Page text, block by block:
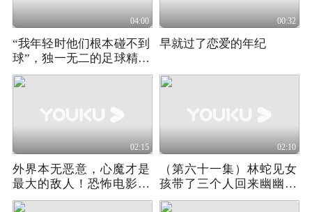
04:00
“我年轻时他们根本碰不到
球”，独一无二的足球精灵
（1）
00:32
早就过了恋爱的年纪
02:15
外界本无恶意，心魔才是
最大的敌人！恐怖电影解
说，心魔
02:10
（第六十一集）林蛇见女
孩带了三个人回来幽幽的
看着她